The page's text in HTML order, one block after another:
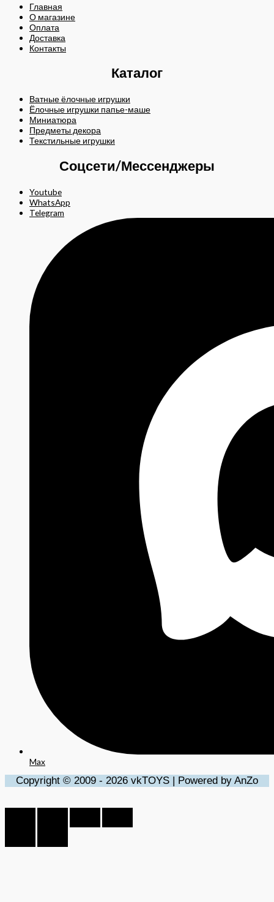
Главная
О магазине
Оплата
Доставка
Контакты
Каталог
Ватные ёлочные игрушки
Ёлочные игрушки папье-маше
Миниатюра
Предметы декора
Текстильные игрушки
Соцсети/Мессенджеры
Youtube
WhatsApp
Telegram
Max
Copyright © 2009 - 2026 vkTOYS | Powered by AnZo